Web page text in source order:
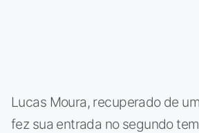
Lucas Moura, recuperado de
fez sua entrada no segundo